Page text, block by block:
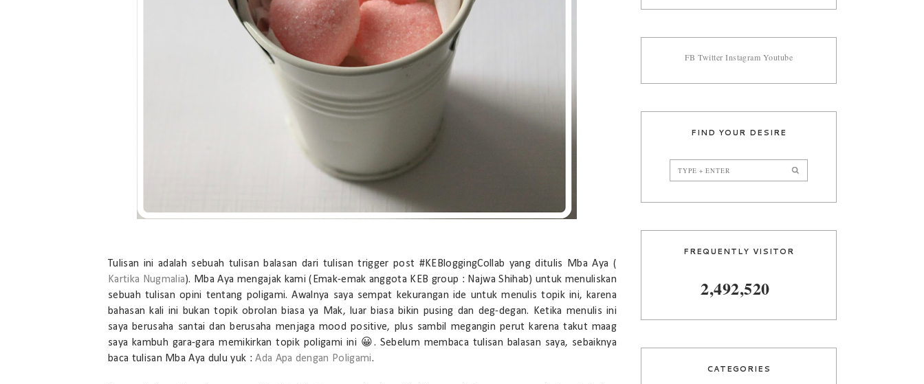
Tulisan ini adalah sebuah tulisan balasan dari tulisan trigger post #KEBloggingCollab yang ditulis Mba Aya (
Kartika Nugmalia). Mba Aya mengajak kami (Emak-emak anggota KEB group : Najwa Shihab) untuk menuliskan
sebuah tulisan opini tentang poligami. Awalnya saya sempat kekurangan ide untuk menulis topik ini, karena
bahasan kali ini bukan topik obrolan biasa ya Mak, luar biasa bikin pusing dan deg-degan. Ketika menulis ini
saya berusaha santai dan berusaha menjaga mood positive, plus sambil megangin perut karena takut maag
saya kambuh gara-gara memikirkan topik poligami ini 😀. Sebelum membaca tulisan balasan saya, sebaiknya
baca tulisan Mba Aya dulu yuk :Ada Apa dengan Poligami.
FB Twitter Instagram Youtube
FIND YOUR DESIRE
FREQUENTLY VISITOR
2,492,520
CATEGORIES